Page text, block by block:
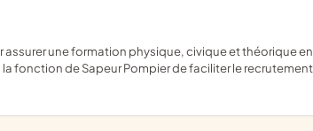
fonction de Sapeur Pompier de faciliter le